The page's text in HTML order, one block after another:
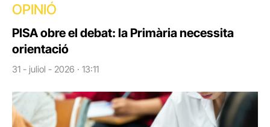
OPINIÓ
PISA obre el debat: la Primària necessita
orientació
31 - juliol - 2026 · 13:11